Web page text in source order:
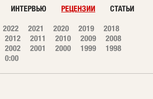
ИНТЕРВЬЮ РЕЦЕНЗИИ СТАТЬИ
2022 2021 2020 2019
2018
2012 2011 2010 2009
2008
2002 2001 2000 1999
1998
0:00